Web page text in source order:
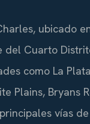
ubicado
del Cuarto
como La
Plains, Bryans
vías